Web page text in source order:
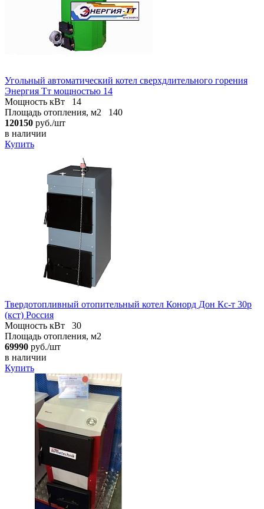
Угольный автоматический котел сверхдлительного горения
Энергия Тт мощностью 14
Мощность кВт
14
Площадь отопления, м2
140
120150 руб./шт
в наличии
Купить
Твердотопливный отопительный котел Конорд Дон Кс-т 30р
(кст) Россия
Мощность кВт
30
Площадь отопления, м2
69990 руб./шт
в наличии
Купить